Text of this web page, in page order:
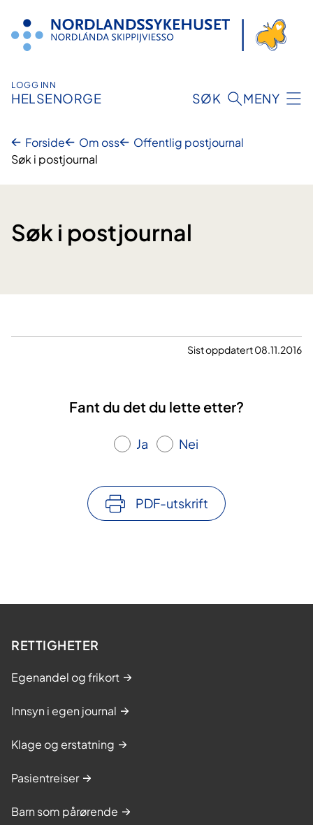
innhold
LOGG INN
HELSENORGE SØK MENY
Forside Om oss
Offentlig postjournal
Søk i postjournal
Søk i postjournal
Sist oppdatert 08.11.2016
Fant du det du lette etter?
Ja Nei
PDF-utskrift
RETTIGHETER
Egenandel og frikort
Innsyn i egen journal
Klage og erstatning
Pasientreiser
Barn som pårørende